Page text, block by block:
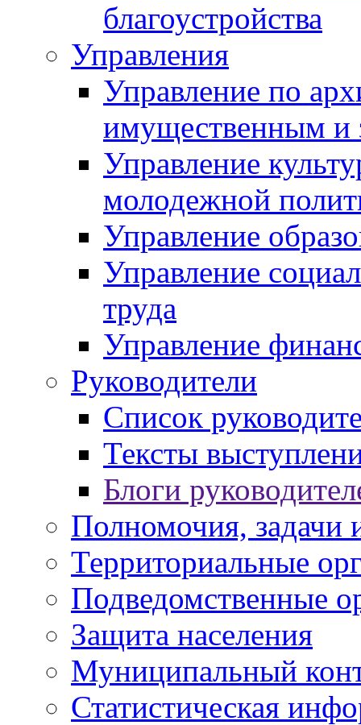
благоустройства
Управления
Управление по
имущественным и
Управление
молодежной
Управление
Управление
труда
Управление
Руководители
Список
Тексты
Блоги
Полномочия, задачи
Территориальные
Подведомственные
Защита населения
Муниципальный
Статистическая